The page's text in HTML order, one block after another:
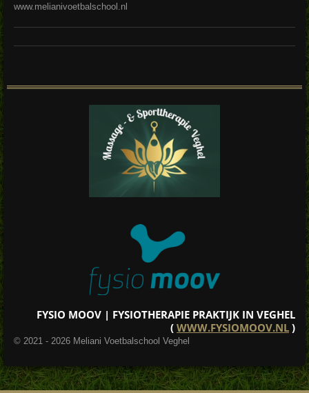
www.melianivoetbalschool.nl
FYSIO MOOV | FYSIOTHERAPIE PRAKTIJK IN VEGHEL
( WWW.FYSIOMOOV.NL )
© 2021 - 2026 Meliani Voetbalschool Veghel